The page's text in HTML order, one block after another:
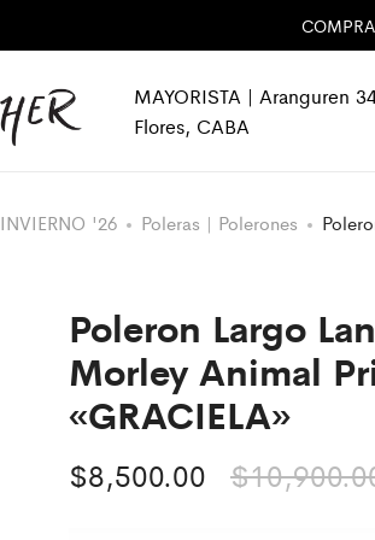
MAYORISTA | Aranguren
Flores, CABA
INVIERNO '26 Poleras | Polerones
Poleron Largo
Morley Animal
«GRACIELA»
$
$8,500.00